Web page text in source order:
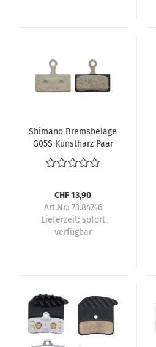
Shimano Bremsbeläge
G05S Kunstharz Paar
CHF 13,90
Art.Nr.: 73.84746
Lieferzeit: sofort
verfügbar